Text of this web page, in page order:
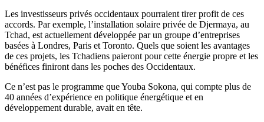
Les investisseurs privés occidentaux pourraient tirer profit de ces
accords. Par exemple, l’installation solaire privée de Djermaya, au
Tchad, est actuellement développée par un groupe d’entreprises
basées à Londres, Paris et Toronto. Quels que soient les avantages
de ces projets, les Tchadiens paieront pour cette énergie propre et les
bénéfices finiront dans les poches des Occidentaux.
Ce n’est pas le programme que Youba Sokona, qui compte plus de
40 années d’expérience en politique énergétique et en
développement durable, avait en tête.